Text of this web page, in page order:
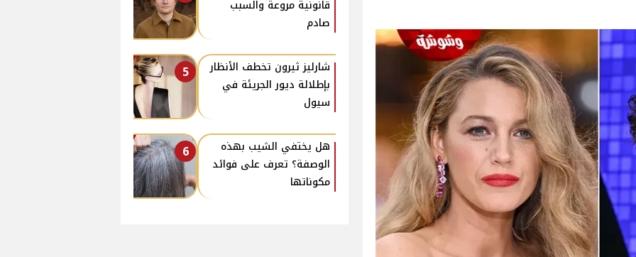
قانونية مروعة والسبب
صادم
5
شارليز ثيرون تخطف الأنظار
بإطلالة ديور الجريئة في
سيول
6
هل يختفي الشيب بهذه
الوصفة؟ تعرف على فوائد
مكوناتها